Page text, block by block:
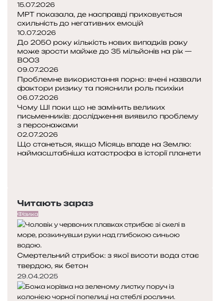
15.07.2026
МРТ показала, де насправді приховується
схильність до негативних емоцій
10.07.2026
До 2050 року кількість нових випадків раку
може зрости майже до 35 мільйонів на рік —
ВООЗ
09.07.2026
Проблемне використання порно: вчені назвали
фактори ризику та пояснили роль психіки
06.07.2026
Чому ШІ поки що не замінить великих
письменників: дослідження виявило проблему
з персонажами
02.07.2026
Що станеться, якщо Місяць впаде на Землю:
наймасштабніша катастрофа в історії планети
Читають зараз
Фізика
Смертельний стрибок: з якої висоти вода стає
твердою, як бетон
29.04.2025